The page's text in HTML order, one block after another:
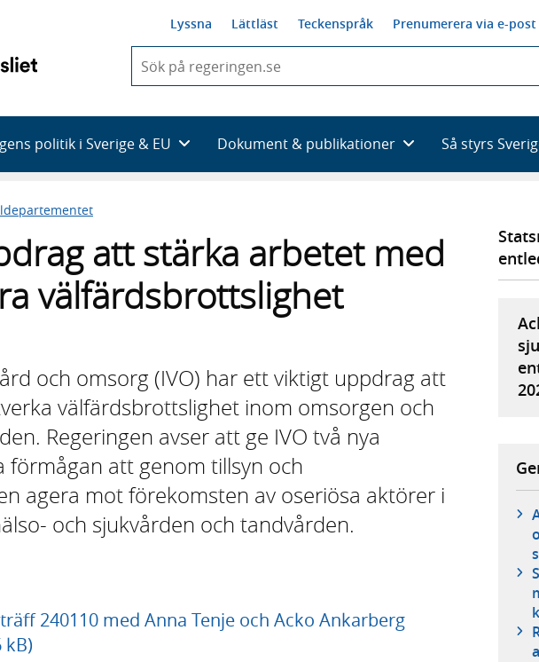
Lyssna Lättläst Teckenspråk Prenumerera via e-post
du
skriva
framträder
en
politik i Sverige & EU Dokument & publikationer Så styrs
att stärka arbetet med
välfärdsbrottslighet
och omsorg (IVO) har ett viktigt uppdrag att
välfärdsbrottslighet inom omsorgen och
Regeringen avser att ge IVO två nya
förmågan att genom tillsyn och
agera mot förekomsten av oseriösa aktörer i
och sjukvården och tandvården.
240110 med Anna Tenje och Acko Ankarberg
kB)